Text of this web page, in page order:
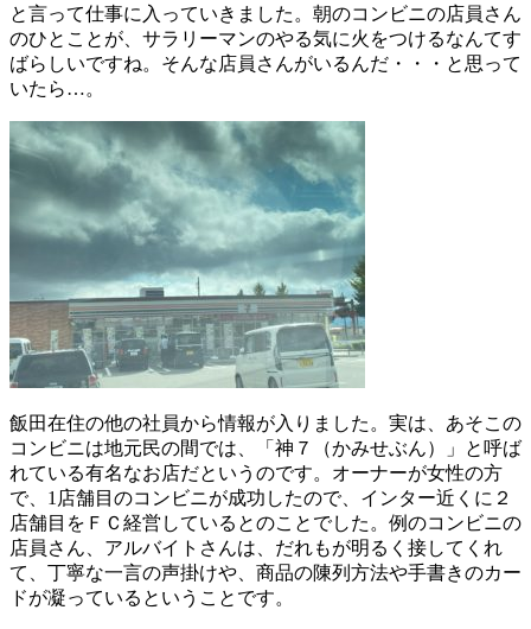
と言って仕事に入っていきました。朝のコンビニの店員さん
のひとことが、サラリーマンのやる気に火をつけるなんてす
ばらしいですね。そんな店員さんがいるんだ・・・と思って
いたら…。
飯田在住の他の社員から情報が入りました。実は、あそこの
コンビニは地元民の間では、「神７（かみせぶん）」と呼ば
れている有名なお店だというのです。オーナーが女性の方
で、1店舗目のコンビニが成功したので、インター近くに２
店舗目をＦＣ経営しているとのことでした。例のコンビニの
店員さん、アルバイトさんは、だれもが明るく接してくれ
て、丁寧な一言の声掛けや、商品の陳列方法や手書きのカー
ドが凝っているということです。